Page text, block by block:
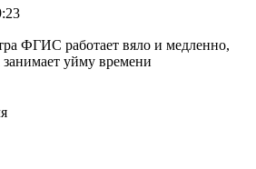
ФГИС работает вяло и медленно,
уйму времени